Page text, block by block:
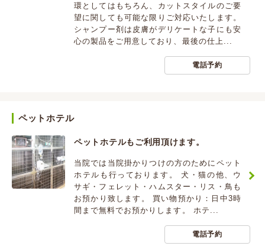
環としてはもちろん、カットスタイルのご要
望に関しても可能な限りご対応いたします。
シャンプー剤は皮膚がデリケートな子にも安
心の製品をご用意しており、最後の仕上...
電話予約
ペットホテル
ペットホテルもご利用頂けます。
当院では当院掛かりつけの方のためにペット
ホテルも行っております。 犬・猫の他、ウ
サギ・フェレット・ハムスター・リス・鳥も
お預かり致します。 買い物預かり：日中3時
間まで無料でお預かりします。 ホテ...
電話予約